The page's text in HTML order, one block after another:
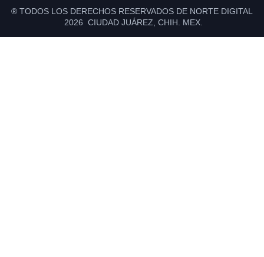
® TODOS LOS DERECHOS RESERVADOS DE NORTE DIGITAL
2026 CIUDAD JUÁREZ, CHIH. MEX.